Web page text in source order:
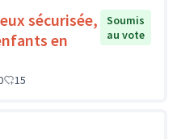
sécurisée,
en
Soumis
au vote
15